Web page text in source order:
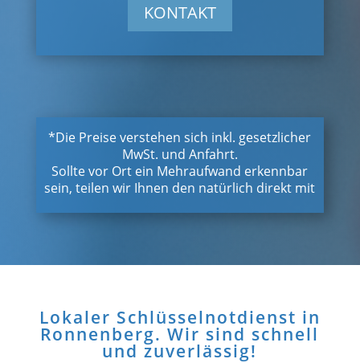
KONTAKT
*Die Preise verstehen sich inkl. gesetzlicher
MwSt. und Anfahrt.
Sollte vor Ort ein Mehraufwand erkennbar
sein, teilen wir Ihnen den natürlich direkt mit
Lokaler Schlüsselnotdienst in
Ronnenberg. Wir sind schnell
und zuverlässig!